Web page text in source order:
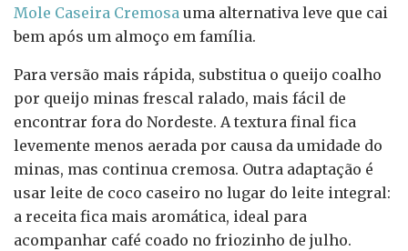
Mole Caseira Cremosa uma alternativa leve que cai
bem após um almoço em família.
Para versão mais rápida, substitua o queijo coalho
por queijo minas frescal ralado, mais fácil de
encontrar fora do Nordeste. A textura final fica
levemente menos aerada por causa da umidade do
minas, mas continua cremosa. Outra adaptação é
usar leite de coco caseiro no lugar do leite integral:
a receita fica mais aromática, ideal para
acompanhar café coado no friozinho de julho.